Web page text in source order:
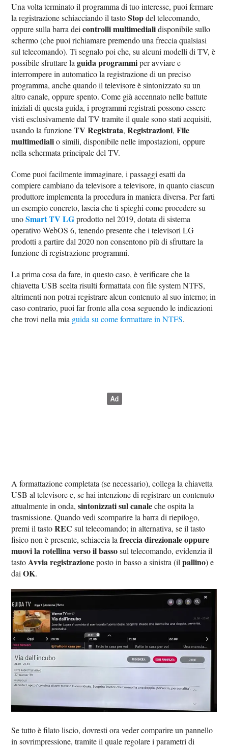
Una volta terminato il programma di tuo interesse, puoi fermare
la registrazione schiacciando il tastoStopdel telecomando,
oppure sulla barra deicontrolli multimedialidisponibile sullo
schermo (che puoi richiamare premendo una freccia qualsiasi
sul telecomando). Ti segnalo poi che, su alcuni modelli di TV, è
possibile sfruttare laguida programmiper avviare e
interrompere in automatico la registrazione di un preciso
programma, anche quando il televisore è sintonizzato su un
altro canale, oppure spento. Come già accennato nelle battute
iniziali di questa guida, i programmi registrati possono essere
visti esclusivamente dal TV tramite il quale sono stati acquisiti,
usando la funzioneTV Registrata,Registrazioni,File
multimedialio simili, disponibile nelle impostazioni, oppure
nella schermata principale del TV.
Come puoi facilmente immaginare, i passaggi esatti da
compiere cambiano da televisore a televisore, in quanto ciascun
produttore implementa la procedura in maniera diversa. Per farti
un esempio concreto, lascia che ti spieghi come procedere su
unoSmart TV LGprodotto nel 2019, dotata di sistema
operativo WebOS 6, tenendo presente che i televisori LG
prodotti a partire dal 2020 non consentono più di sfruttare la
funzione di registrazione programmi.
La prima cosa da fare, in questo caso, è verificare che la
chiavetta USB scelta risulti formattata con file system NTFS,
altrimenti non potrai registrare alcun contenuto al suo interno; in
caso contrario, puoi far fronte alla cosa seguendo le indicazioni
che trovi nella mia guida su come formattare in NTFS.
A formattazione completata (se necessario), collega la chiavetta
USB al televisore e, se hai intenzione di registrare un contenuto
attualmente in onda,sintonizzati sul canaleche ospita la
trasmissione. Quando vedi scomparire la barra di riepilogo,
premi il tastoREC sul telecomando; in alternativa, se il tasto
fisico non è presente, schiaccia lafreccia direzionale oppure
muovi la rotellina verso il bassosul telecomando, evidenzia il
tasto Avvia registrazioneposto in basso a sinistra (ilpallino) e
daiOK.
Se tutto è filato liscio, dovresti ora veder comparire un pannello
in sovrimpressione, tramite il quale regolare i parametri di